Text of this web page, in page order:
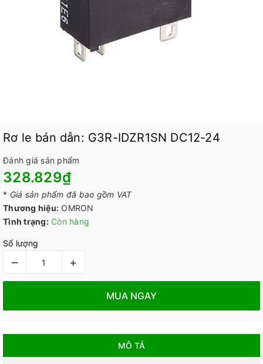
Rơ le bán dẫn: G3R-IDZR1SN DC12-24
Đánh giá sản phẩm
328.829₫
* Giá sản phẩm đã bao gồm VAT
Thương hiệu: OMRON
Tình trạng: Còn hàng
Số lượng
– +
MUA NGAY
MÔ TẢ